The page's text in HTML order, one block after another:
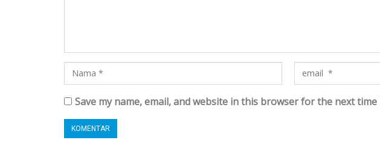
Save my name, email, and website in this browser for the next time